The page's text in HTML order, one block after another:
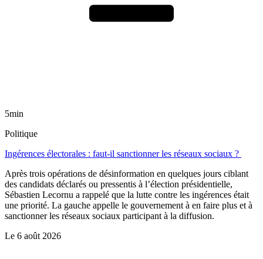
5min
Politique
Ingérences électorales : faut-il sanctionner les réseaux sociaux ?
Après trois opérations de désinformation en quelques jours ciblant
des candidats déclarés ou pressentis à l’élection présidentielle,
Sébastien Lecornu a rappelé que la lutte contre les ingérences était
une priorité. La gauche appelle le gouvernement à en faire plus et à
sanctionner les réseaux sociaux participant à la diffusion.
Le 6 août 2026